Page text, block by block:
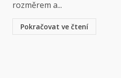
rozměrem a...
Pokračovat ve čtení